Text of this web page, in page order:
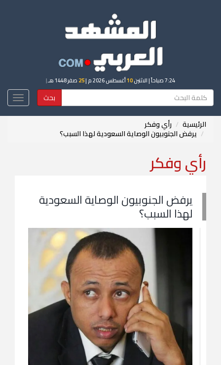
7:24 صباحاً | الاثنين10أغسطس 2026 م | 25 صفر 1448 هـ |
بحث
الرئيسية رأي وفكر
‏يرفض الجنوبيون الوصاية السعودية لهذا السبب؟
رأي وفكر
‏يرفض الجنوبيون الوصاية السعودية
لهذا السبب؟